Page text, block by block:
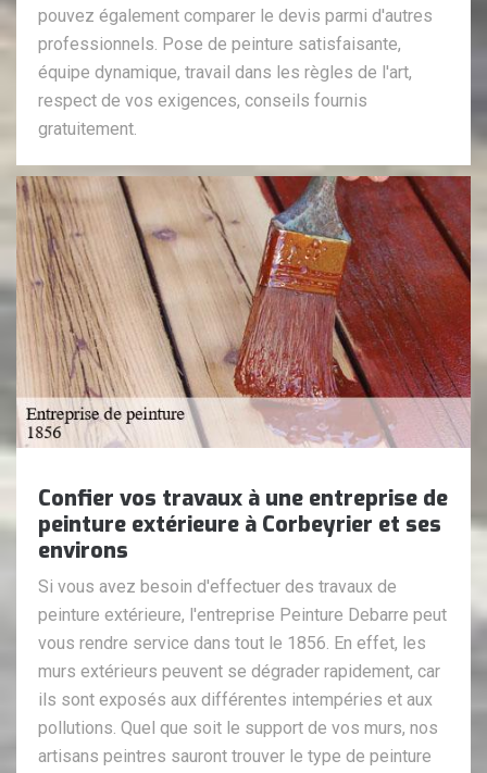
pouvez également comparer le devis parmi d'autres
professionnels. Pose de peinture satisfaisante,
équipe dynamique, travail dans les règles de l'art,
respect de vos exigences, conseils fournis
gratuitement.
Confier vos travaux à une entreprise de
peinture extérieure à Corbeyrier et ses
environs
Si vous avez besoin d'effectuer des travaux de
peinture extérieure, l'entreprise Peinture Debarre peut
vous rendre service dans tout le 1856. En effet, les
murs extérieurs peuvent se dégrader rapidement, car
ils sont exposés aux différentes intempéries et aux
pollutions. Quel que soit le support de vos murs, nos
artisans peintres sauront trouver le type de peinture